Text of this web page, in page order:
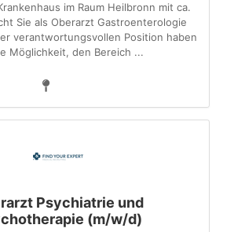
im Raum Heilbronn mit ca.
Sie als Oberarzt Gastroenterologie
verantwortungsvollen Position haben
Möglichkeit, den Bereich ...
Psychiatrie und
(m/w/d)